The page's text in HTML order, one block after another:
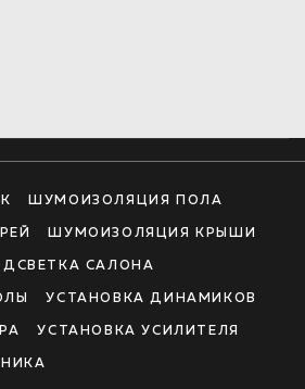
ШУМОИЗОЛЯЦИЯ ПОЛА
ШУМОИЗОЛЯЦИЯ КРЫШИ
САЛОНА
УСТАНОВКА ДИНАМИКОВ
УСТАНОВКА УСИЛИТЕЛЯ